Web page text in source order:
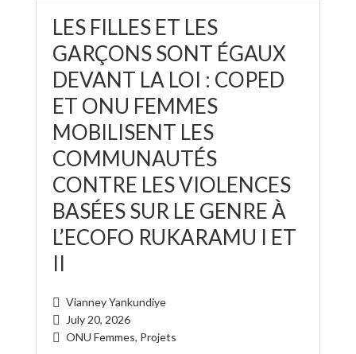
LES FILLES ET LES
GARÇONS SONT ÉGAUX
DEVANT LA LOI : COPED
ET ONU FEMMES
MOBILISENT LES
COMMUNAUTÉS
CONTRE LES VIOLENCES
BASÉES SUR LE GENRE À
L’ECOFO RUKARAMU I ET
II
Vianney Yankundiye
July 20, 2026
ONU Femmes, Projets